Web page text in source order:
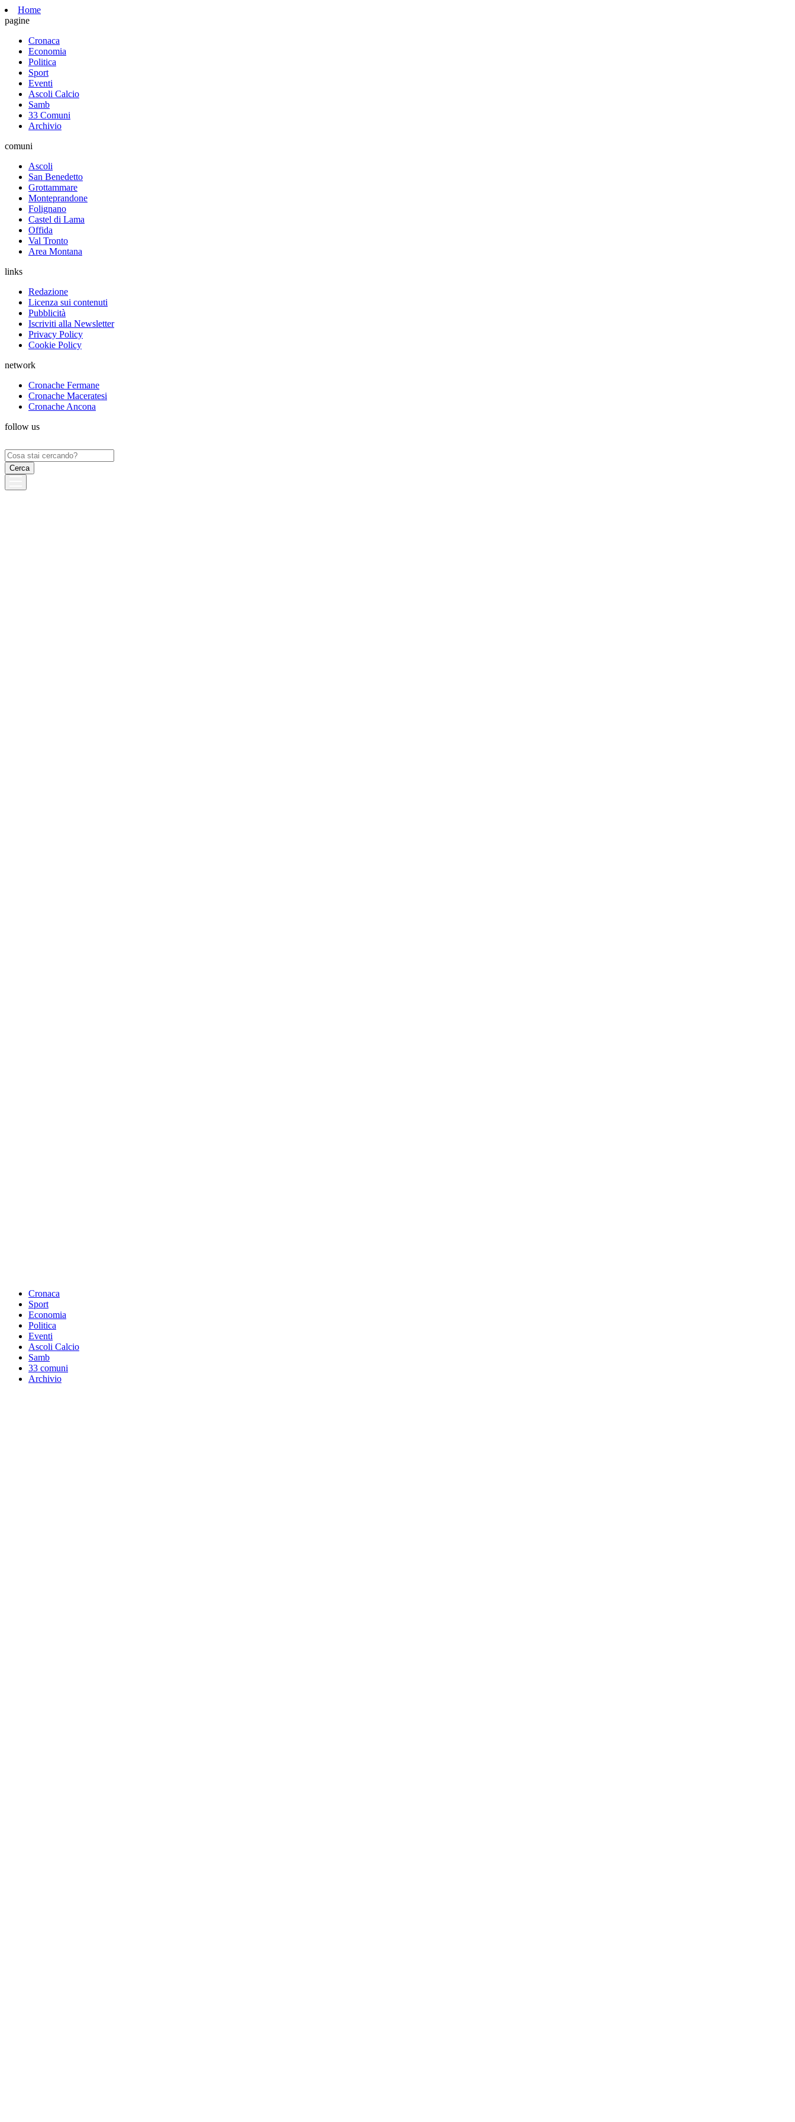
Home
pagine
Cronaca
Economia
Politica
Sport
Eventi
Ascoli Calcio
Samb
33 Comuni
Archivio
comuni
Ascoli
San Benedetto
Grottammare
Monteprandone
Folignano
Castel di Lama
Offida
Val Tronto
Area Montana
links
Redazione
Licenza sui contenuti
Pubblicità
Iscriviti alla Newsletter
Privacy Policy
Cookie Policy
network
Cronache Fermane
Cronache Maceratesi
Cronache Ancona
follow us
Ricerca
per:
Cronaca
Sport
Economia
Politica
Eventi
Ascoli Calcio
Samb
33 comuni
Archivio